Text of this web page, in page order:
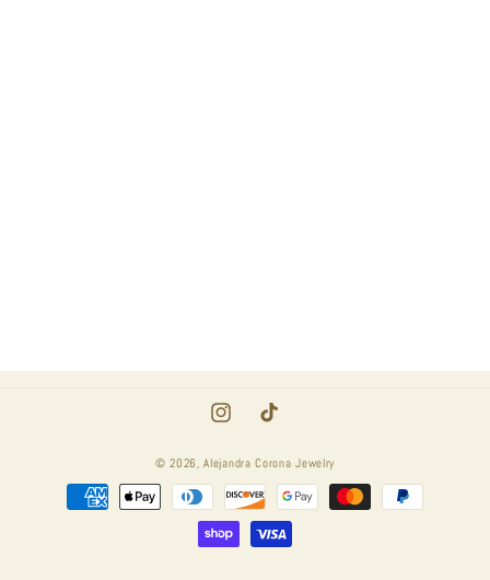
InstagramTikTok
© 2026,Alejandra Corona Jewelry
Metodi
di
pagamento